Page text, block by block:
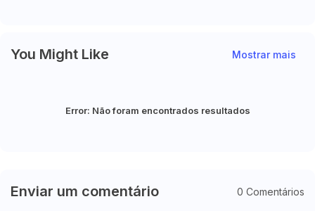
You Might Like Mostrar mais
Error: Não foram encontrados resultados
Enviar um comentário 0 Comentários